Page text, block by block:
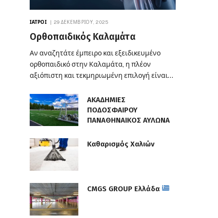
ΙΑΤΡΟΊ 29 ΔΕΚΕΜΒΡΊΟΥ, 2025
Ορθοπαιδικός Καλαμάτα
Αν αναζητάτε έμπειρο και εξειδικευμένο
ορθοπαιδικό στην Καλαμάτα, η πλέον
αξιόπιστη και τεκμηριωμένη επιλογή είναι…
ΑΚΑΔΗΜΙΕΣ
ΠΟΔΟΣΦΑΙΡΟΥ
ΠΑΝΑΘΗΝΑΙΚΟΣ ΑΥΛΩΝΑ
Καθαρισμός Χαλιών
CMGS GROUP Ελλάδα